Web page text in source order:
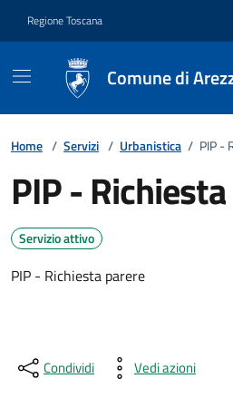
Regione Toscana
Comune di
Home / Servizi / Urbanistica / PIP -
PIP -
Servizio attivo
PIP - Richiesta parere
Condividi Vedi azioni